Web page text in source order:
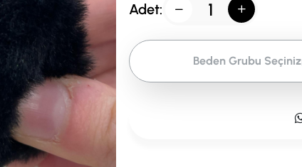
Adet:
Beden Grubu Seçiniz